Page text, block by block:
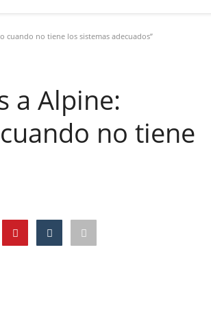
cuando no tiene los sistemas adecuados”
a Alpine:
no tiene